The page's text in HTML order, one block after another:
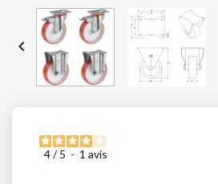

4/ 5 - 1 avis